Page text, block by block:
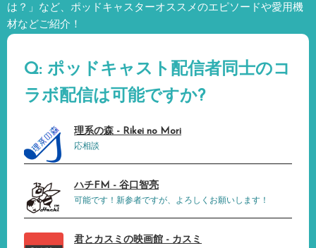
は？」など、 ポッドキャスターオススメのエピソードや愛用機
材などご紹介！
Q: ポッドキャスト配信者同士のコ
ラボ配信は可能ですか?
理系の森 - Rikei no Mori
応相談
ハチFM - 谷口智亮
可能です！新参者ですが、よろしくお願いします！
君とカスミの映画館 - カスミ